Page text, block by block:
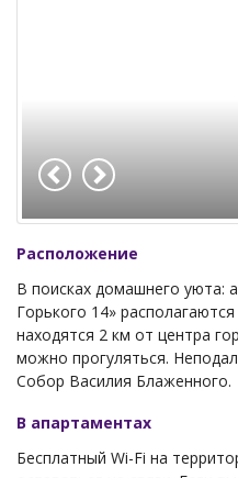
Расположение
В поисках домашнего уюта:
Горького 14»
находятся 2 км от центра
можно прогуляться.
Собор Василия Блаженного.
В апартаментах
Бесплатный Wi-Fi на